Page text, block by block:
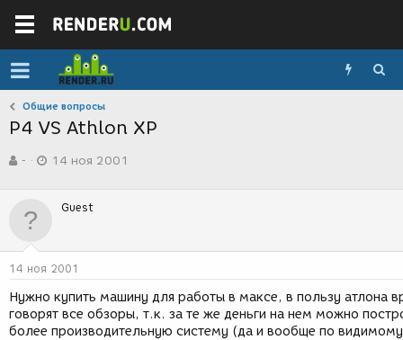
Общие вопросы
P4 VS Athlon XP
в
р
м
-
а
д
н
и
я
14 ноя 2001
Guest
14 ноя 2001
Нужно купить машину для работы в максе, в пользу атлона
говорят все обзоры, т.к. за те же деньги на нем можно
более производительную систему (да и вообще по видимому